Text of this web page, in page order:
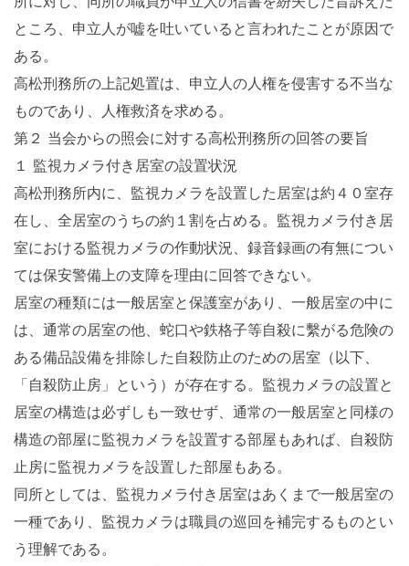
ところ、申立人が嘘を吐いていると言われたことが原因で
ある。
高松刑務所の上記処置は、申立人の人権を侵害する不当な
ものであり、人権救済を求める。
第２ 当会からの照会に対する高松刑務所の回答の要旨
１ 監視カメラ付き居室の設置状況
高松刑務所内に、監視カメラを設置した居室は約４０室存
在し、全居室のうちの約１割を占める。監視カメラ付き居
室における監視カメラの作動状況、録音録画の有無につい
ては保安警備上の支障を理由に回答できない。
居室の種類には一般居室と保護室があり、一般居室の中に
は、通常の居室の他、蛇口や鉄格子等自殺に繫がる危険の
ある備品設備を排除した自殺防止のための居室（以下、
「自殺防止房」という）が存在する。監視カメラの設置と
居室の構造は必ずしも一致せず、通常の一般居室と同様の
構造の部屋に監視カメラを設置する部屋もあれば、自殺防
止房に監視カメラを設置した部屋もある。
同所としては、監視カメラ付き居室はあくまで一般居室の
一種であり、監視カメラは職員の巡回を補完するものとい
う理解である。